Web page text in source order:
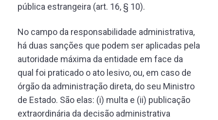
pública estrangeira (art. 16, § 10).
No campo da responsabilidade administrativa,
há duas sanções que podem ser aplicadas pela
autoridade máxima da entidade em face da
qual foi praticado o ato lesivo, ou, em caso de
órgão da administração direta, do seu Ministro
de Estado. São elas: (i) multa e (ii) publicação
extraordinária da decisão administrativa